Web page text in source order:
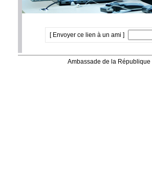
[ Envoyer ce lien à un ami ]
Ambassade de la